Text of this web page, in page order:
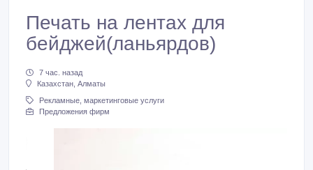
Печать на лентах для
бейджей(ланьярдов)
7 час. назад
Казахстан, Алматы
Рекламные, маркетинговые услуги
Предложения фирм